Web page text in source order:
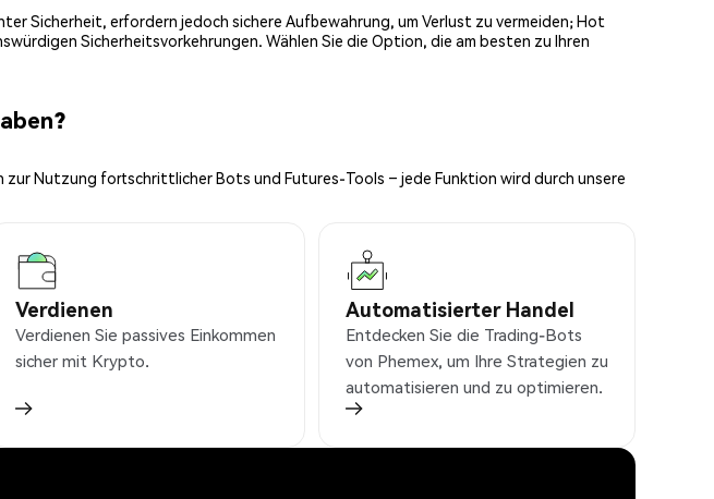
Sicherheit, erfordern jedoch sichere Aufbewahrung, um Verlust zu vermeiden; Hot
Sicherheitsvorkehrungen. Wählen Sie die Option, die am besten zu Ihren
zur Nutzung fortschrittlicher Bots und Futures-Tools – jede Funktion wird durch unsere
Verdienen
Verdienen Sie passives Einkommen
sicher mit Krypto.
Automatisierter Handel
Entdecken Sie die Trading-Bots
von Phemex, um Ihre Strategien zu
automatisieren und zu optimieren.